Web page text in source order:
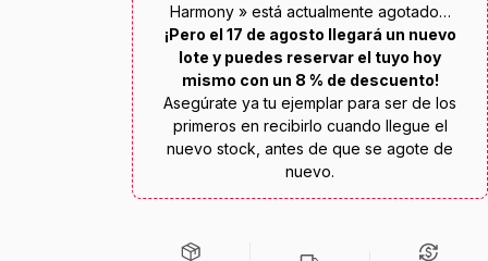
Harmony » está actualmente agotado…
¡Pero el 17 de agosto llegará un nuevo
lote y puedes reservar el tuyo hoy
mismo con un 8 % de descuento!
Asegúrate ya tu ejemplar para ser de los
primeros en recibirlo cuando llegue el
nuevo stock, antes de que se agote de
nuevo.